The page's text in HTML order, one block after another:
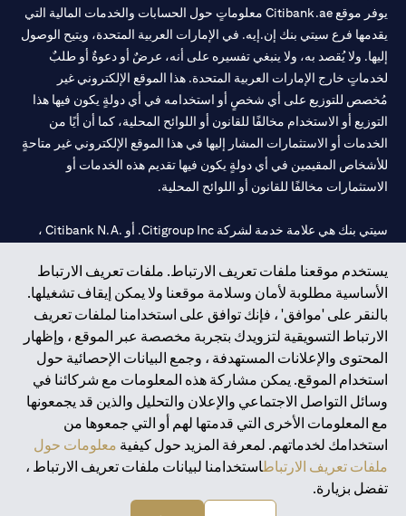
يستخدم موقعنا ملفات تعريف الارتباط. ملفات تعريف الارتباط
الأساسية مطلوبة لأمان وسلامة موقعنا ولا يمكن إيقاف تشغيلها.
بالنقر على 'موافق' ، فإنك توافق على استخدامنا لملفات تعريف
الارتباط التسويقية لتزويدك بتجربة مخصصة عبر الموقع ، وإظهار
المحتوى والإعلانات المستهدفة ، وجمع البيانات الإحصائية حول
استخدام الموقع. يمكن مشاركة هذه المعلومات مع شركائنا في
وسائل التواصل الاجتماعي والإعلان والتحليل والذين قد يجمعونها
مع المعلومات الأخرى التي قدمتها لهم أو التي جمعوها من
استخدامك لخدماتهم. لمعرفة المزيد حول كيفية معلومات حول
ملفات تعريف الارتباطاستخدامنا لبيانات ملفات تعريف الارتباط ،
تفضل بزيارة.
يوفر موقع Citibank.ae معلوماتٍ حول الحسابات والخدمات المالية التي
يقدمها فرع سيتي بنك إن.إيه. في الإمارات العربية المتحدة، ويتيح الوصول
إليها. ولا يُقصد به، ولا ينبغي تفسيره على أنه، عرضٌ أو دعوةٌ أو طلبٌ
لخدماتٍ خارج الإمارات العربية المتحدة. هذا الموقع الإلكتروني غير
مُخصص للتوزيع على أي شخصٍ أو استخدامه في أي دولةٍ يكون فيها هذا
التوزيع أو الاستخدام مخالفًا للقانون أو اللوائح المحلية، كما أن أيًا من
الخدمات أو الاستثمارات المشار إليها في هذا الموقع الإلكتروني غير متاحةٍ
للأشخاص المقيمين في أي دولةٍ يكون فيها تقديم هذه الخدمات أو
الاستثمارات مخالفًا للقانون أو اللوائح المحلية.
سيتي بنك هي علامة خدمة لشركة Citigroup Inc. أو .Citibank N.A ،
سيتي بنك إن. إيه. الإمارات مسجل لدى مصرف الإمارات المركزي تحت
أرقام التراخيص 202563 لفرع الوصل في دبي، 531989 لفرع مول
الإمارات في دبي، و CN-1002019 لفرع أبوظبي. هاتف: 4000 311 04.
فرع سيتي بنك إن إيه - الإمارات العربية المتحدة مرخص من مصرف
الإمارات العربية المتحدة المركزي كفرع لبنك أجنبي.
سيتي بنك إن إيه الإمارات العربية المتحدة مرخص من هيئة الأوراق المالية
والسلع في الإمارات العربية المتحدة ("SCA") للقيام بالنشاط المالي لـ أ)
الاستشارات المالية والتعريف والترويج بموجب ترخيص رقم
20200000097 ب) وسيط تداول في الأسواق الدولية بموجب ترخيص